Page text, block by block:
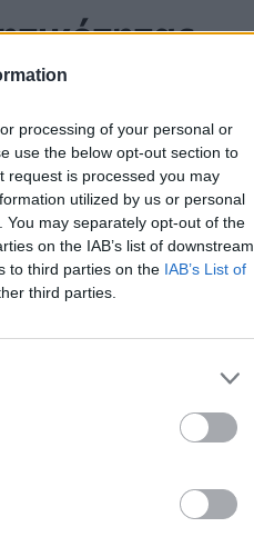
processing of your personal or
use the below opt-out section to
request is processed you may
utilized by us or personal
may separately opt-out of the
on the IAB’s list of downstream
to third parties on the IAB’s List of
third parties.